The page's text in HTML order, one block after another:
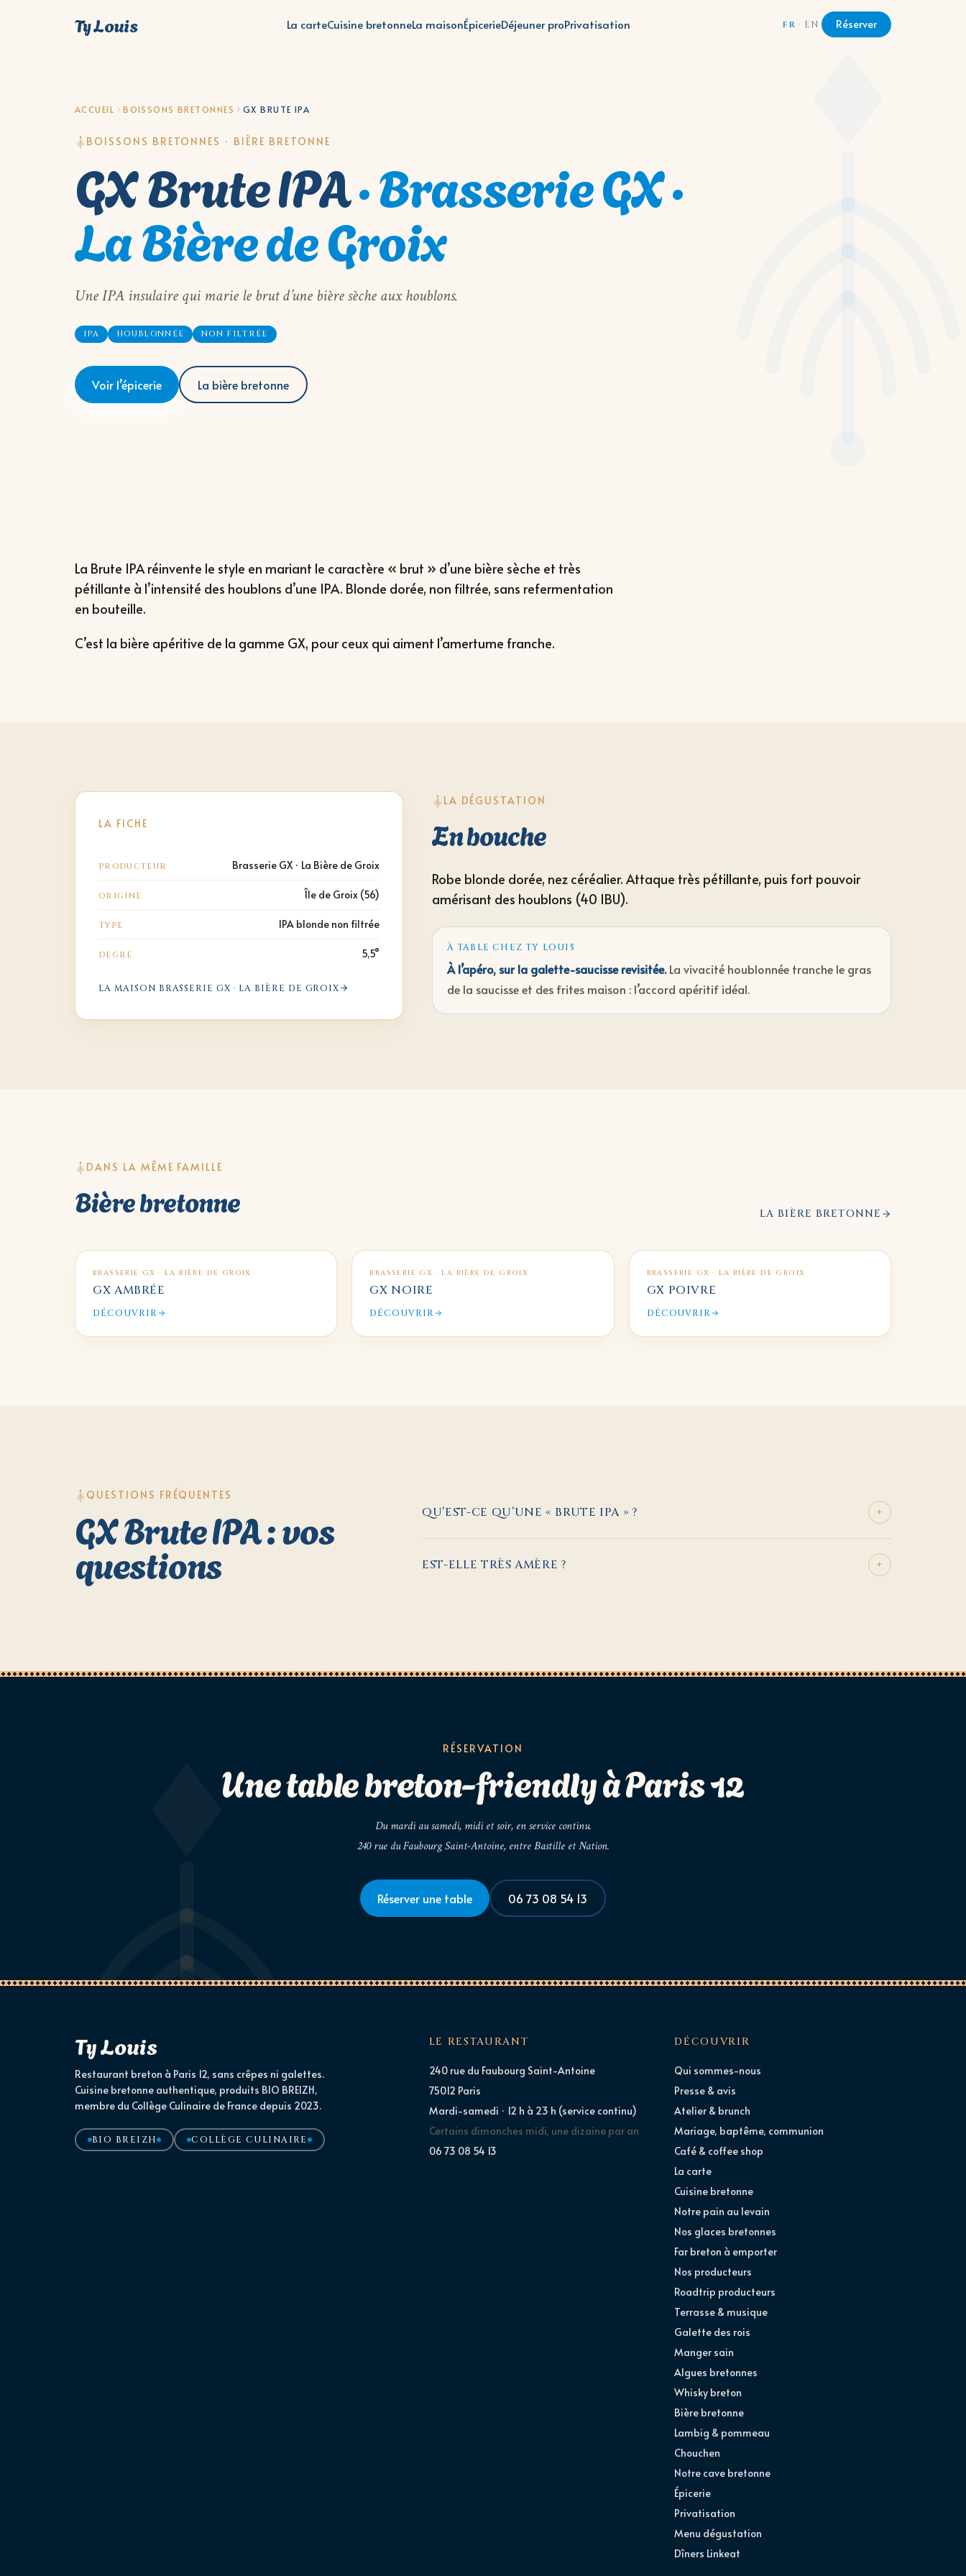
Ty Louis La carteCuisine bretonneLa maisonÉpicerieDéjeuner proPrivatisation FR · EN Réserver
ACCUEIL BOISSONS BRETONNES GX BRUTE IPA
BOISSONS BRETONNES · BIÈRE BRETONNE
GX Brute IPA·Brasserie GX ·
La Bière de Groix
Une IPA insulaire qui marie le brut d’une bière sèche aux houblons.
IPA HOUBLONNÉE NON FILTRÉE
Voir l’épicerie La bière bretonne
La Brute IPA réinvente le style en mariant le caractère « brut » d’une bière sèche et très
pétillante à l’intensité des houblons d’une IPA. Blonde dorée, non filtrée, sans refermentation
en bouteille.
C’est la bière apéritive de la gamme GX, pour ceux qui aiment l’amertume franche.
LA FICHE
PRODUCTEUR Brasserie GX · La Bière de Groix
ORIGINE Île de Groix (56)
TYPE IPA blonde non filtrée
DEGRÉ 5,5°
LA MAISON BRASSERIE GX · LA BIÈRE DE GROIX
LA DÉGUSTATION
En bouche
Robe blonde dorée, nez céréalier. Attaque très pétillante, puis fort pouvoir
amérisant des houblons (40 IBU).
À TABLE CHEZ TY LOUIS
À l’apéro, sur la galette-saucisse revisitée. La vivacité houblonnée tranche le gras
de la saucisse et des frites maison : l’accord apéritif idéal.
DANS LA MÊME FAMILLE
Bière bretonne LA BIÈRE BRETONNE
BRASSERIE GX · LA BIÈRE DE GROIX
GX AMBRÉE
DÉCOUVRIR
BRASSERIE GX · LA BIÈRE DE GROIX
GX NOIRE
DÉCOUVRIR
BRASSERIE GX · LA BIÈRE DE GROIX
GX POIVRE
DÉCOUVRIR
QUESTIONS FRÉQUENTES
GX Brute IPA : vos
questions
QU’EST-CE QU’UNE « BRUTE IPA » ? +
EST-ELLE TRÈS AMÈRE ? +
RÉSERVATION
Une table breton-friendly à Paris 12
Du mardi au samedi, midi et soir, en service continu.
240 rue du Faubourg Saint-Antoine, entre Bastille et Nation.
Réserver une table 06 73 08 54 13
Ty Louis
Restaurant breton à Paris 12, sans crêpes ni galettes.
Cuisine bretonne authentique, produits BIO BREIZH,
membre du Collège Culinaire de France depuis 2023.
BIO BREIZH COLLÈGE CULINAIRE
LE RESTAURANT
240 rue du Faubourg Saint-Antoine
75012 Paris
Mardi-samedi · 12 h à 23 h (service continu)
Certains dimanches midi, une dizaine par an
06 73 08 54 13
DÉCOUVRIR
Qui sommes-nous
Presse & avis
Atelier & brunch
Mariage, baptême, communion
Café & coffee shop
La carte
Cuisine bretonne
Notre pain au levain
Nos glaces bretonnes
Far breton à emporter
Nos producteurs
Roadtrip producteurs
Terrasse & musique
Galette des rois
Manger sain
Algues bretonnes
Whisky breton
Bière bretonne
Lambig & pommeau
Chouchen
Notre cave bretonne
Épicerie
Privatisation
Menu dégustation
Dîners Linkeat